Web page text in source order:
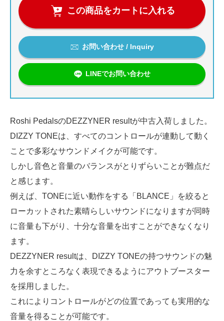
この商品をカートに入れる
お問い合わせ / Inquiry
LINEでお問い合わせ
Roshi PedalsのDEZZYNER resultが中古入荷しました。
DIZZY TONEは、すべてのコントロールが連動して動く
ことで多彩なサウンドメイクが可能です。
しかし音色と音量のバランスがとりずらいことが難点だ
と感じます。
例えば、TONEに近い動作をする「BLANCE」を絞ると
ローカットされた素晴らしいサウンドになりますが同時
に音量も下がり、十分な音量を出すことができなくなり
ます。
DEZZYNER resultは、DIZZY TONEの持つサウンドの魅
力を余すところなく表現できるようにアウトブースター
を採用しました。
これによりコントロールがどの位置であっても実用的な
音量を得ることが可能です。